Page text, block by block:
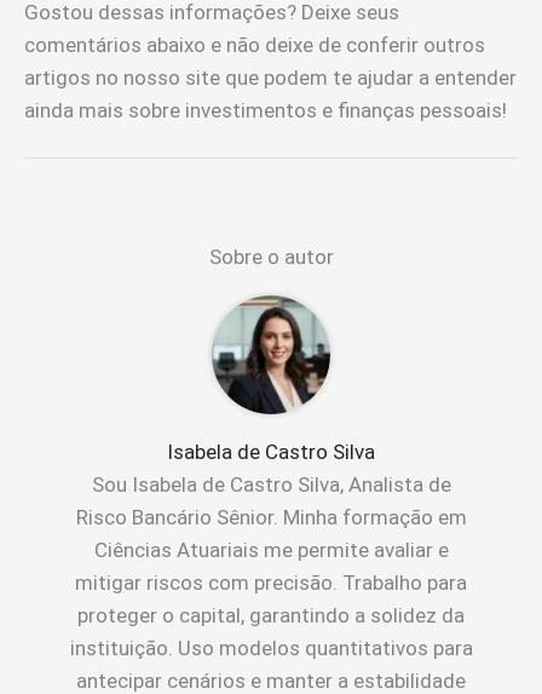
Gostou dessas informações? Deixe seus
comentários abaixo e não deixe de conferir outros
artigos no nosso site que podem te ajudar a entender
ainda mais sobre investimentos e finanças pessoais!
Sobre o autor
Isabela de Castro Silva
Sou Isabela de Castro Silva, Analista de
Risco Bancário Sênior. Minha formação em
Ciências Atuariais me permite avaliar e
mitigar riscos com precisão. Trabalho para
proteger o capital, garantindo a solidez da
instituição. Uso modelos quantitativos para
antecipar cenários e manter a estabilidade